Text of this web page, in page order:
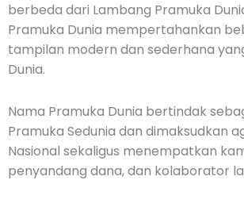
berbeda dari Lambang Pramuka
Pramuka Dunia mempertahankan
tampilan modern dan sederhana
Dunia.
Nama Pramuka Dunia bertindak
Pramuka Sedunia dan dimaksudkan
Nasional sekaligus menempatkan
penyandang dana, dan kolaborator